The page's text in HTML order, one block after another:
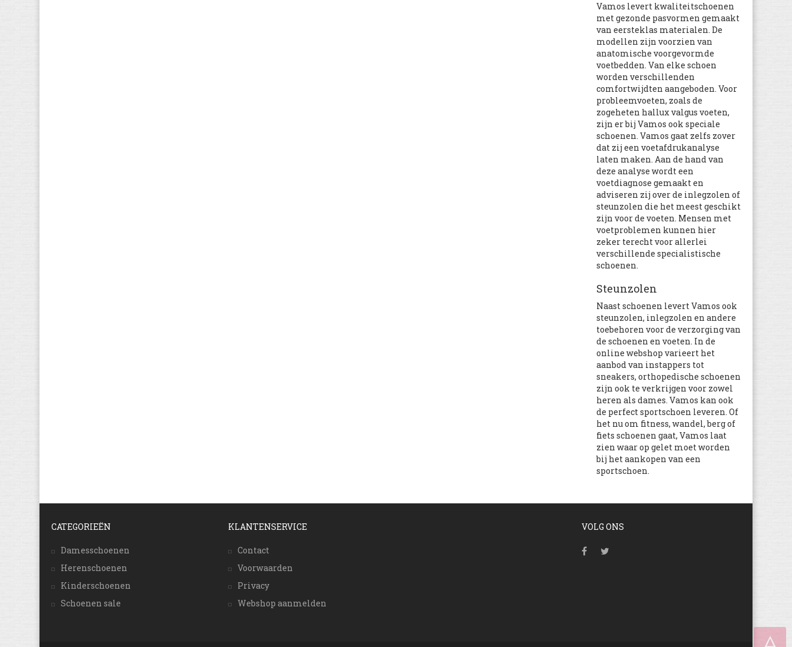
Vamos levert kwaliteitschoenen
met gezonde pasvormen gemaakt
van eersteklas materialen. De
modellen zijn voorzien van
anatomische voorgevormde
voetbedden. Van elke schoen
worden verschillenden
comfortwijdten aangeboden. Voor
probleemvoeten, zoals de
zogeheten hallux valgus voeten,
zijn er bij Vamos ook speciale
schoenen. Vamos gaat zelfs zover
dat zij een voetafdrukanalyse
laten maken. Aan de hand van
deze analyse wordt een
voetdiagnose gemaakt en
adviseren zij over de inlegzolen of
steunzolen die het meest geschikt
zijn voor de voeten. Mensen met
voetproblemen kunnen hier
zeker terecht voor allerlei
verschillende specialistische
schoenen.
Steunzolen
Naast schoenen levert Vamos ook
steunzolen, inlegzolen en andere
toebehoren voor de verzorging van
de schoenen en voeten. In de
online webshop varieert het
aanbod van instappers tot
sneakers, orthopedische schoenen
zijn ook te verkrijgen voor zowel
heren als dames. Vamos kan ook
de perfect sportschoen leveren. Of
het nu om fitness, wandel, berg of
fiets schoenen gaat, Vamos laat
zien waar op gelet moet worden
bij het aankopen van een
sportschoen.
CATEGORIEËN
Damesschoenen
Herenschoenen
Kinderschoenen
Schoenen sale
KLANTENSERVICE
Contact
Voorwaarden
Privacy
Webshop aanmelden
VOLG ONS